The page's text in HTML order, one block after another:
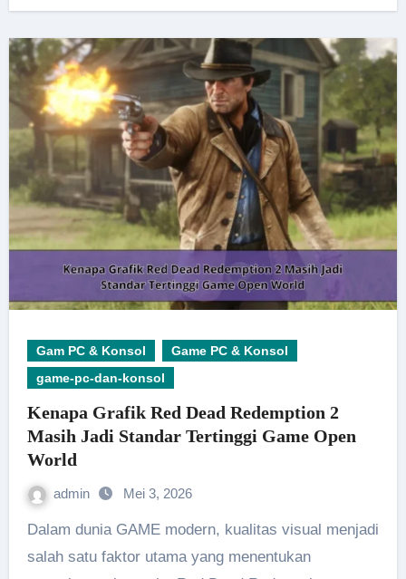
Gam PC & Konsol
Game PC & Konsol
game-pc-dan-konsol
Kenapa Grafik Red Dead Redemption 2
Masih Jadi Standar Tertinggi Game Open
World
admin Mei 3, 2026
Dalam dunia GAME modern, kualitas visual menjadi
salah satu faktor utama yang menentukan